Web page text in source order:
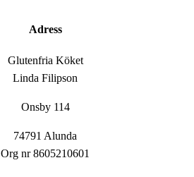
Adress
Glutenfria Köket
Linda Filipson
Onsby 114
74791 Alunda
Org nr 8605210601